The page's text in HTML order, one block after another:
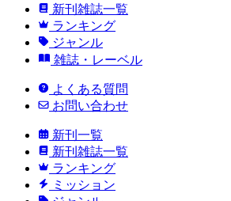
新刊雑誌一覧
ランキング
ジャンル
雑誌・レーベル
よくある質問
お問い合わせ
新刊一覧
新刊雑誌一覧
ランキング
ミッション